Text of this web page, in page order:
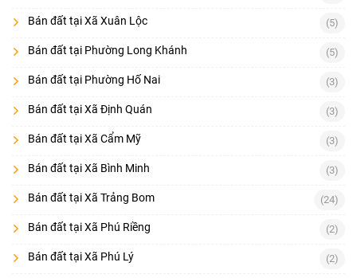
Bán đất tại Xã Xuân Lộc (5)
Bán đất tại Phường Long Khánh (5)
Bán đất tại Phường Hố Nai (3)
Bán đất tại Xã Định Quán (3)
Bán đất tại Xã Cẩm Mỹ (3)
Bán đất tại Xã Bình Minh (3)
Bán đất tại Xã Trảng Bom (24)
Bán đất tại Xã Phú Riềng (2)
Bán đất tại Xã Phú Lý (2)